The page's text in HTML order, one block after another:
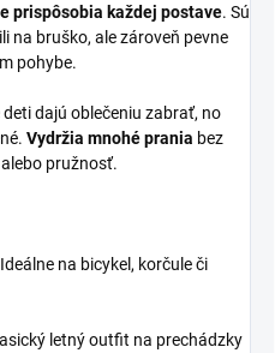
prispôsobia každej postave. Sú
na bruško, ale zároveň pevne
pohybe.
dajú oblečeniu zabrať, no
Vydržia mnohé prania bez
pružnosť.
Ideálne na bicykel, korčule či
letný outfit na prechádzky